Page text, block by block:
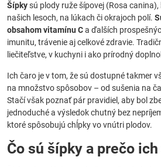
Šípkysú plody ruže šípovej (Rosa
našich lesoch, na lúkach či okrajoch polí.
obsahom vitamínu Ca ďalších
imunitu, trávenie aj celkové zdravie.
liečiteľstve, v kuchyni i ako prírodný
Ich čaro je v tom, že sú dostupné takmer
na množstvo spôsobov – od sušenia na
Stačí však poznať pár pravidiel, aby bol
jednoduché a výsledok chutný bez
ktoré spôsobujú chĺpky vo vnútri plodov.
Čo sú šípky a prečo